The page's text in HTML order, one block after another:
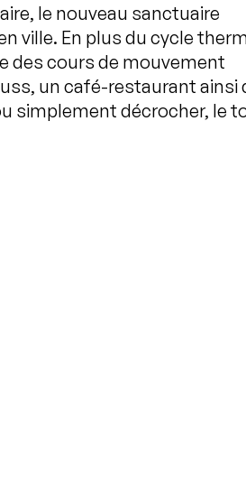
le nouveau sanctuaire
ville. En plus du cycle
des cours de mouvement
un café-restaurant ainsi
simplement décrocher, le